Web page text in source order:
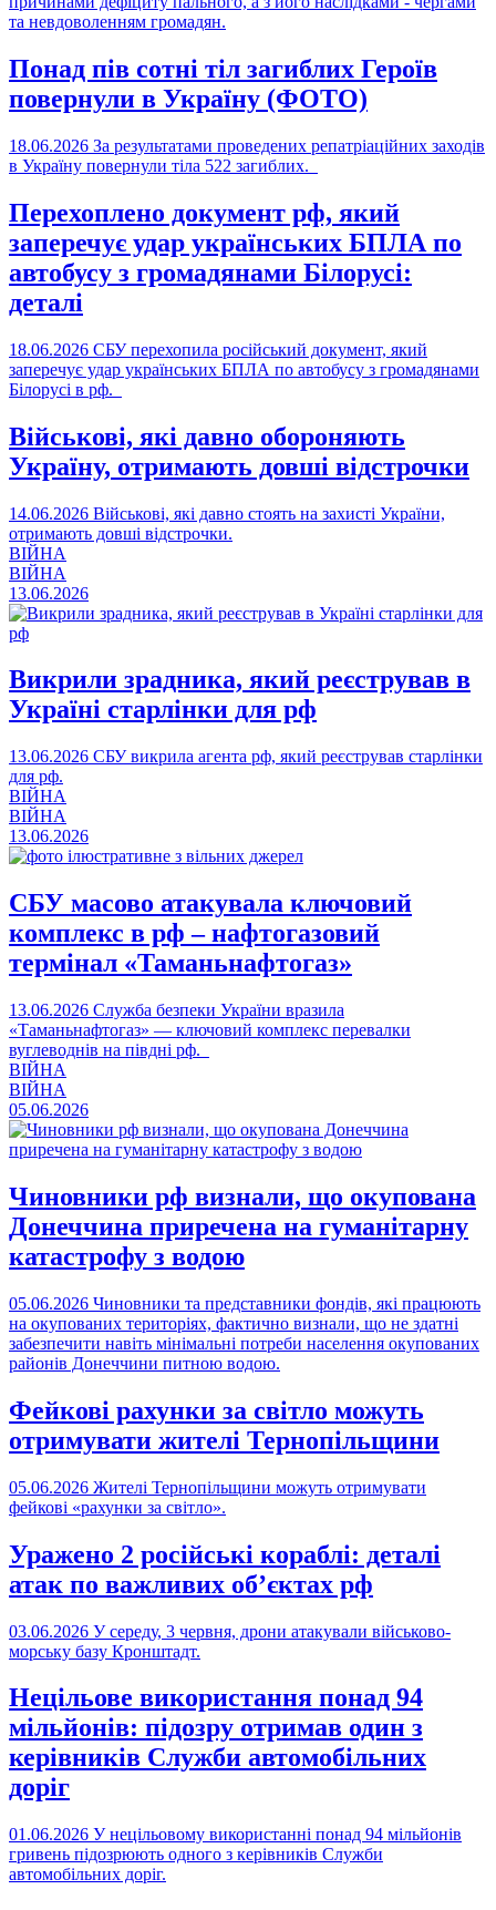
та невдоволенням громадян.
Понад пів сотні тіл загиблих Героїв
повернули в Україну (ФОТО)
18.06.2026 За результатами проведених репатріаційних заходів
в Україну повернули тіла 522 загиблих.
Перехоплено документ рф, який
заперечує удар українських БПЛА по
автобусу з громадянами Білорусі:
деталі
18.06.2026 СБУ перехопила російський документ, який
заперечує удар українських БПЛА по автобусу з громадянами
Білорусі в рф.
Військові, які давно обороняють
Україну, отримають довші відстрочки
14.06.2026 Військові, які давно стоять на захисті України,
отримають довші відстрочки.
ВІЙНА
ВІЙНА
13.06.2026
Викрили зрадника, який реєстрував в
Україні старлінки для рф
13.06.2026 СБУ викрила агента рф, який реєстрував старлінки
для рф.
ВІЙНА
ВІЙНА
13.06.2026
СБУ масово атакувала ключовий
комплекс в рф – нафтогазовий
термінал «Таманьнафтогаз»
13.06.2026 Служба безпеки України вразила
«Таманьнафтогаз» — ключовий комплекс перевалки
вуглеводнів на півдні рф.
ВІЙНА
ВІЙНА
05.06.2026
Чиновники рф визнали, що окупована
Донеччина приречена на гуманітарну
катастрофу з водою
05.06.2026 Чиновники та представники фондів, які працюють
на окупованих територіях, фактично визнали, що не здатні
забезпечити навіть мінімальні потреби населення окупованих
районів Донеччини питною водою.
Фейкові рахунки за світло можуть
отримувати жителі Тернопільщини
05.06.2026 Жителі Тернопільщини можуть отримувати
фейкові «рахунки за світло».
Уражено 2 російські кораблі: деталі
атак по важливих об’єктах рф
03.06.2026 У середу, 3 червня, дрони атакували військово-
морську базу Кронштадт.
Нецільове використання понад 94
мільйонів: підозру отримав один з
керівників Служби автомобільних
доріг
01.06.2026 У нецільовому використанні понад 94 мільйонів
гривень підозрюють одного з керівників Служби
автомобільних доріг.